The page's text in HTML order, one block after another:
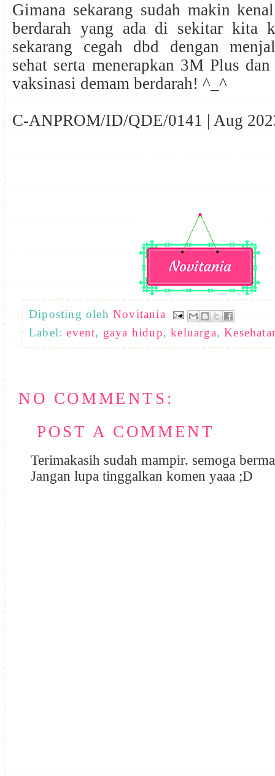
Gimana sekarang sudah makin
berdarah yang ada di sekitar kita
sekarang cegah dbd dengan
sehat serta menerapkan 3M Plus
vaksinasi demam berdarah! ^_^
C-ANPROM/ID/QDE/0141 | Aug
Diposting oleh Novitania
Label:event, gaya hidup,keluarga,
NO COMMENTS:
POST A COMMENT
Terimakasih sudah mampir. semoga
Jangan lupa tinggalkan komen yaaa ;D